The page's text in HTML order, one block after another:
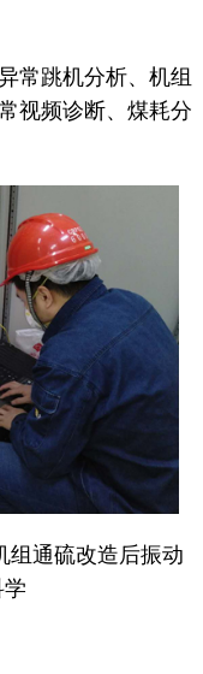
跳机分析、机组
视频诊断、煤耗分
组通硫改造后振动